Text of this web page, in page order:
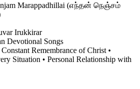
Marappadhillai (எந்தன் நெஞ்சம்
Irukkirar
Devotional Songs
Remembrance of Christ •
Situation • Personal Relationship with